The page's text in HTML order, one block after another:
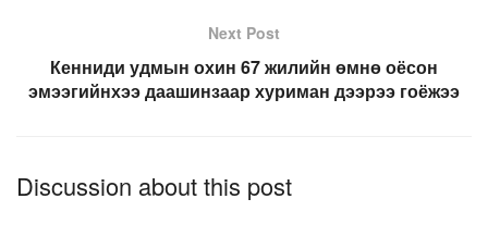
Next Post
Кенниди удмын охин 67 жилийн өмнө оёсон
эмээгийнхээ даашинзаар хуриман дээрээ гоёжээ
Discussion about this post